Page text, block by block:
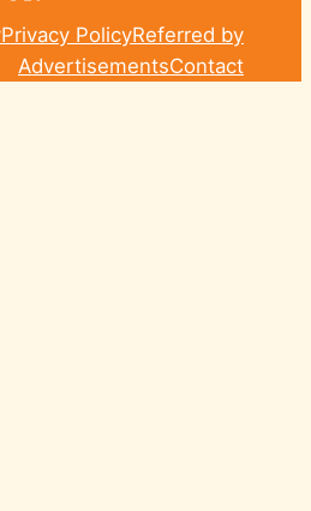
Privacy PolicyReferred by
AdvertisementsContact